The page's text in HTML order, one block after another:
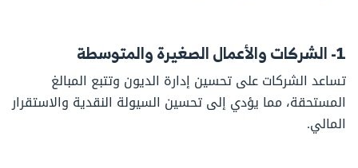
1- الشركات والأعمال الصغيرة والمتوسطة
تساعد الشركات على تحسين إدارة الديون وتتبع المبالغ
المستحقة، مما يؤدي إلى تحسين السيولة النقدية والاستقرار
المالي.